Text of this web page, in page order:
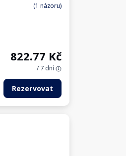
(1 názoru)
822.77 Kč
/ 7 dní
Rezervovat